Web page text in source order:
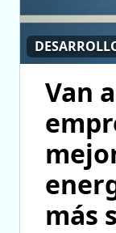
Van
más